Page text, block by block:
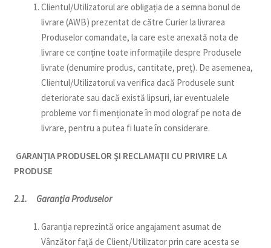
Clientul/Utilizatorul are obligația de a semna bonul de
livrare (AWB) prezentat de către Curier la livrarea
Produselor comandate, la care este anexată nota de
livrare ce conține toate informațiile despre Produsele
livrate (denumire produs, cantitate, preț). De asemenea,
Clientul/Utilizatorul va verifica dacă Produsele sunt
deteriorate sau dacă există lipsuri, iar eventualele
probleme vor fi menționate în mod olograf pe nota de
livrare, pentru a putea fi luate în considerare.
GARANŢIA PRODUSELOR ŞI RECLAMAŢII CU PRIVIRE LA
PRODUSE
2.1. Garanţia Produselor
Garanția reprezintă orice angajament asumat de
Vânzător față de Client/Utilizator prin care acesta se